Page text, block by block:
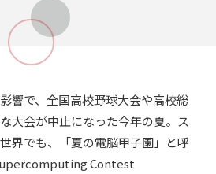
響で、全国高校野球大会や高校総
大会が中止になった今年の夏。ス
界でも、「夏の電脳甲子園」と呼
Contest